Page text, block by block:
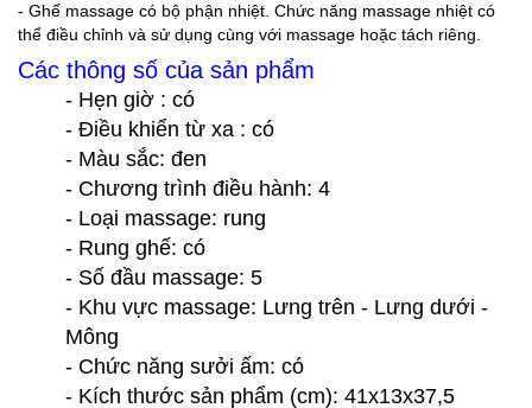
- Ghế massage có bộ phận nhiệt. Chức năng massage nhiệt có
thể điều chỉnh và sử dụng cùng với massage hoặc tách riêng.
Các thông số của sản phẩm
- Hẹn giờ : có
- Điều khiển từ xa : có
- Màu sắc: đen
- Chương trình điều hành: 4
- Loại massage: rung
- Rung ghế: có
- Số đầu massage: 5
- Khu vực massage: Lưng trên - Lưng dưới -
Mông
- Chức năng sưởi ấm: có
- Kích thước sản phẩm (cm): 41x13x37,5